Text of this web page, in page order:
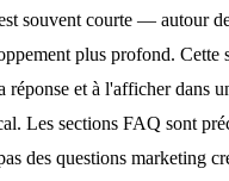
souvent courte — autour
plus profond. Cette
réponse et à l'afficher dans
Les sections FAQ sont
des questions marketing